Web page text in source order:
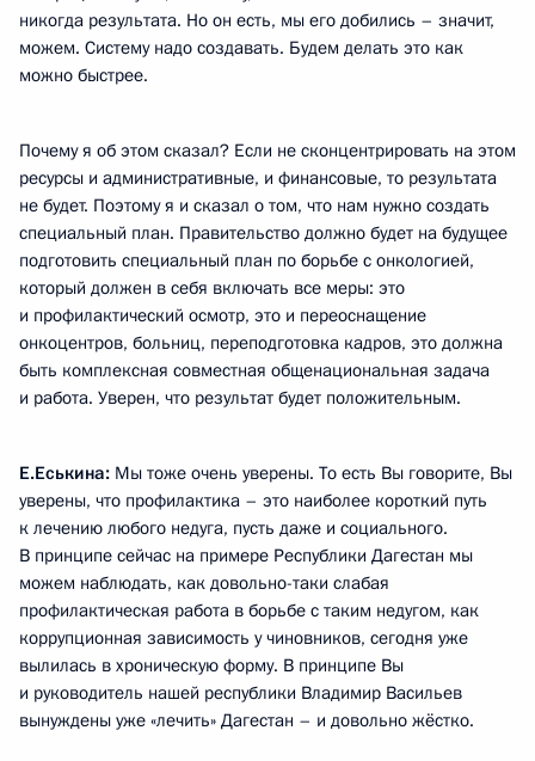
никогда результата. Но он есть, мы его добились – значит,
можем. Систему надо создавать. Будем делать это как
можно быстрее.
Почему я об этом сказал? Если не сконцентрировать на этом
ресурсы и административные, и финансовые, то результата
не будет. Поэтому я и сказал о том, что нам нужно создать
специальный план. Правительство должно будет на будущее
подготовить специальный план по борьбе с онкологией,
который должен в себя включать все меры: это
и профилактический осмотр, это и переоснащение
онкоцентров, больниц, переподготовка кадров, это должна
быть комплексная совместная общенациональная задача
и работа. Уверен, что результат будет положительным.
Е.Еськина: Мы тоже очень уверены. То есть Вы говорите, Вы
уверены, что профилактика – это наиболее короткий путь
к лечению любого недуга, пусть даже и социального.
В принципе сейчас на примере Республики Дагестан мы
можем наблюдать, как довольно-таки слабая
профилактическая работа в борьбе с таким недугом, как
коррупционная зависимость у чиновников, сегодня уже
вылилась в хроническую форму. В принципе Вы
и руководитель нашей республики Владимир Васильев
вынуждены уже «лечить» Дагестан – и довольно жёстко.